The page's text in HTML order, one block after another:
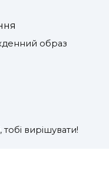
образ
вирішувати!